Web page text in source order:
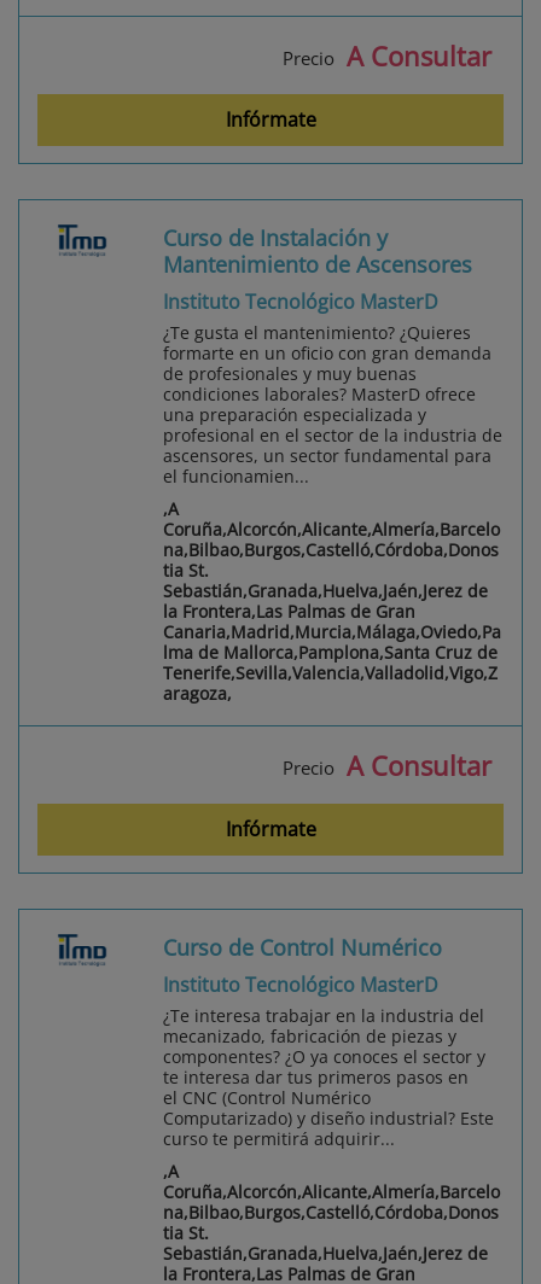
Precio A Consultar
Infórmate
Curso de Instalación y
Mantenimiento de Ascensores
Instituto Tecnológico MasterD
¿Te gusta el mantenimiento? ¿Quieres
formarte en un oficio con gran demanda
de profesionales y muy buenas
condiciones laborales? MasterD ofrece
una preparación especializada y
profesional en el sector de la industria de
ascensores, un sector fundamental para
el funcionamien...
,A
Coruña,Alcorcón,Alicante,Almería,Barcelo
na,Bilbao,Burgos,Castelló,Córdoba,Donos
tia St.
Sebastián,Granada,Huelva,Jaén,Jerez de
la Frontera,Las Palmas de Gran
Canaria,Madrid,Murcia,Málaga,Oviedo,Pa
lma de Mallorca,Pamplona,Santa Cruz de
Tenerife,Sevilla,Valencia,Valladolid,Vigo,Z
aragoza,
Precio A Consultar
Infórmate
Curso de Control Numérico
Instituto Tecnológico MasterD
¿Te interesa trabajar en la industria del
mecanizado, fabricación de piezas y
componentes? ¿O ya conoces el sector y
te interesa dar tus primeros pasos en
el CNC (Control Numérico
Computarizado) y diseño industrial? Este
curso te permitirá adquirir...
,A
Coruña,Alcorcón,Alicante,Almería,Barcelo
na,Bilbao,Burgos,Castelló,Córdoba,Donos
tia St.
Sebastián,Granada,Huelva,Jaén,Jerez de
la Frontera,Las Palmas de Gran